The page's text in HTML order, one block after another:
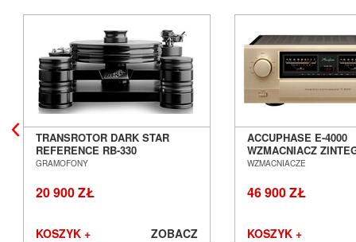
TRANSROTOR DARK STAR
REFERENCE RB-330
GRAMOFON ANALOGOWY
GRAMOFONY
20 900 ZŁ
KOSZYK + ZOBACZ
ACCUPHASE E-4000
WZMACNIACZ
SALON POZNAŃ
WZMACNIACZE
46 900 ZŁ
KOSZYK +